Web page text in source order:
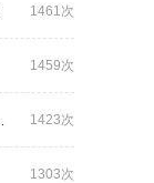
1461次
1459次
1423次
1303次